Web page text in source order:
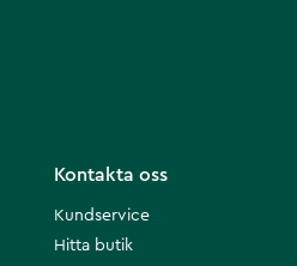
Kontakta oss
Kundservice
Hitta butik